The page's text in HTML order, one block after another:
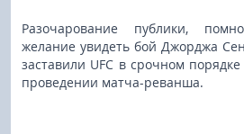
Разочарование публики,
желание увидеть бой Джорджа
заставили UFC в срочном
проведении матча-реванша.